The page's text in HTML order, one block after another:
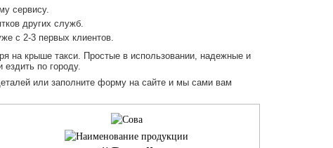
сервису.
других служб.
с 2-3 первых клиентов.
на крыше такси. Простые в использовании, надежные и
по городу.
или заполните форму на сайте и мы сами вам